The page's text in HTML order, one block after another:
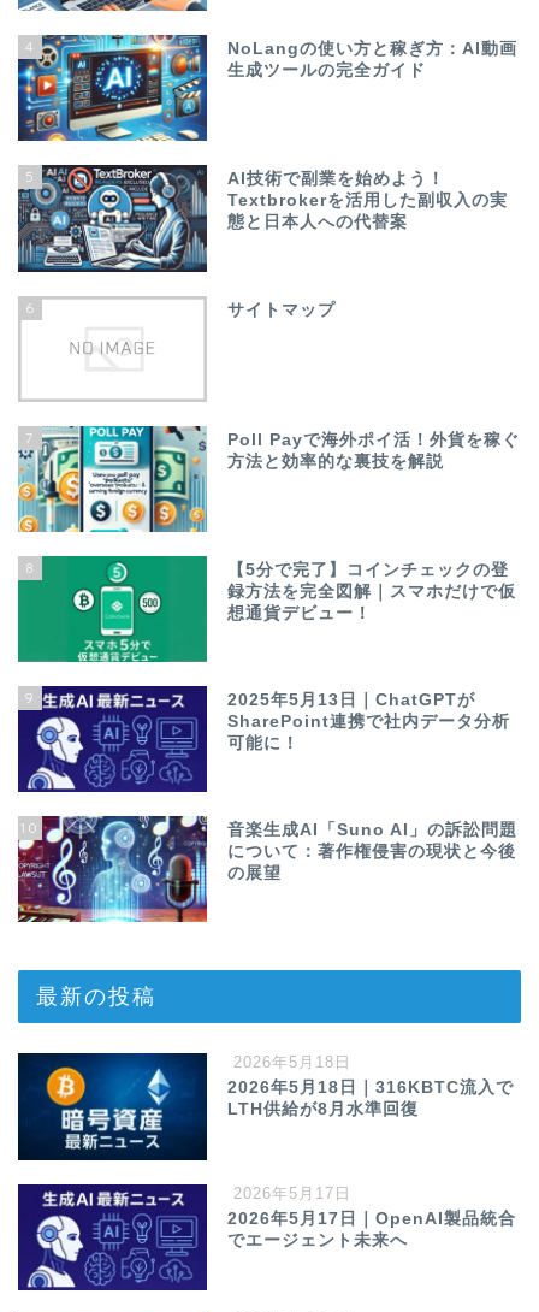
4
NoLangの使い方と稼ぎ方：AI動画
生成ツールの完全ガイド
5
AI技術で副業を始めよう！
Textbrokerを活用した副収入の実
態と日本人への代替案
6 サイトマップ
7
Poll Payで海外ポイ活！外貨を稼ぐ
方法と効率的な裏技を解説
8
【5分で完了】コインチェックの登
録方法を完全図解｜スマホだけで仮
想通貨デビュー！
9
2025年5月13日｜ChatGPTが
SharePoint連携で社内データ分析
可能に！
10
音楽生成AI「Suno AI」の訴訟問題
について：著作権侵害の現状と今後
の展望
最新の投稿
2026年5月18日
2026年5月18日｜316KBTC流入で
LTH供給が8月水準回復
2026年5月17日
2026年5月17日｜OpenAI製品統合
でエージェント未来へ